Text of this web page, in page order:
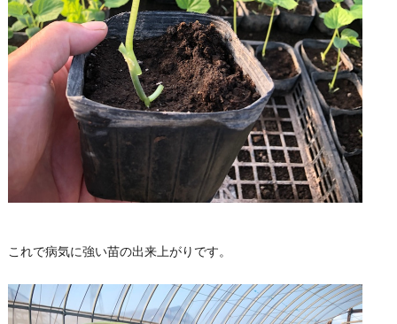
これで病気に強い苗の出来上がりです。